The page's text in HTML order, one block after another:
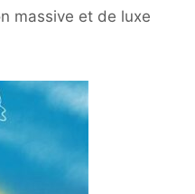
massive et de luxe